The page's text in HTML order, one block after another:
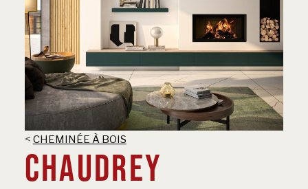
< CHEMINÉE À BOIS
CHAUDREY